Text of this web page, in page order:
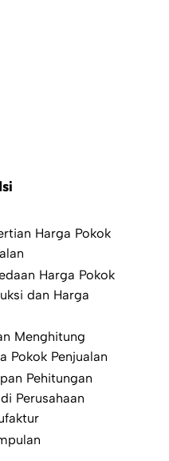
Harga Pokok
Harga Pokok
dan Harga
Menghitung
Pokok Penjualan
Pehitungan
Perusahaan